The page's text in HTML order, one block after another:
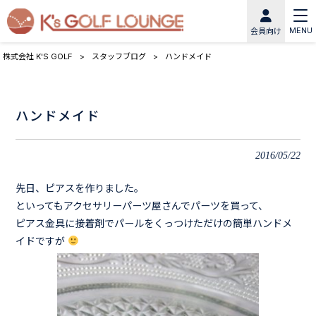
会員向け MENU
株式会社 K'S GOLF > スタッフブログ > ハンドメイド
ハンドメイド
2016/05/22
先日、ピアスを作りました。
といってもアクセサリーパーツ屋さんでパーツを買って、
ピアス金具に接着剤でパールをくっつけただけの簡単ハンドメ
イドですが